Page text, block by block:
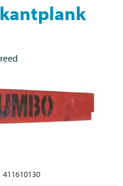
411610130